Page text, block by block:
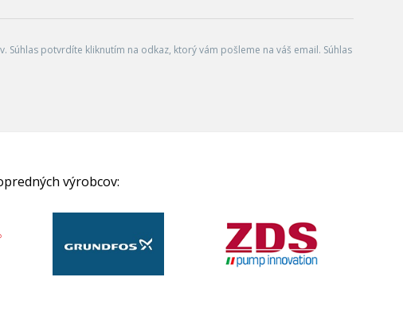
potvrdíte kliknutím na odkaz, ktorý vám pošleme na váš email. Súhlas
výrobcov: